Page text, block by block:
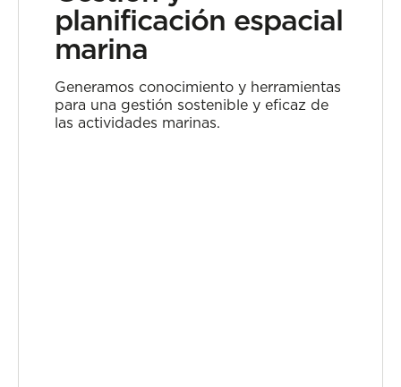
planificación espacial
marina
Generamos conocimiento y herramientas
para una gestión sostenible y eficaz de
las actividades marinas.